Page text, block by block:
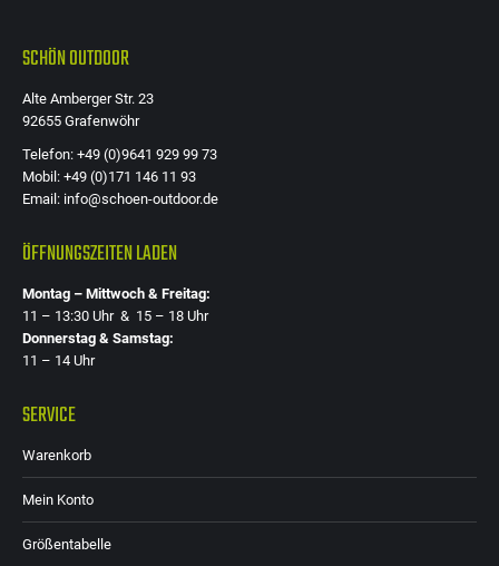
SCHÖN OUTDOOR
Alte Amberger Str. 23
92655 Grafenwöhr
Telefon: +49 (0)9641 929 99 73
Mobil: +49 (0)171 146 11 93
Email: info@schoen-outdoor.de
ÖFFNUNGSZEITEN LADEN
Montag – Mittwoch & Freitag:
11 – 13:30 Uhr & 15 – 18 Uhr
Donnerstag & Samstag:
11 – 14 Uhr
SERVICE
Warenkorb
Mein Konto
Größentabelle